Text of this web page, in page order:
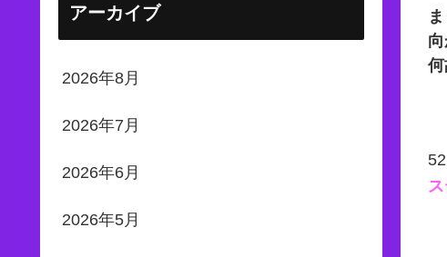
アーカイブ
2026年8月
2026年7月
2026年6月
2026年5月